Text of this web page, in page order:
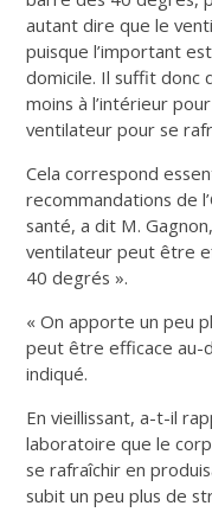
autant dire que le
puisque l’important
domicile. Il suffit donc
moins à l’intérieur
ventilateur pour se
Cela correspond
recommandations de
santé, a dit M.
ventilateur peut être
40 degrés ».
« On apporte un peu
peut être efficace au-
indiqué.
En vieillissant, a-t-il
laboratoire que le
se rafraîchir en
subit un peu plus de